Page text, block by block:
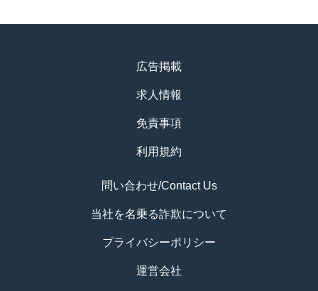
広告掲載
求人情報
免責事項
利用規約
問い合わせ/Contact Us
当社を名乗る詐欺について
プライバシーポリシー
運営会社